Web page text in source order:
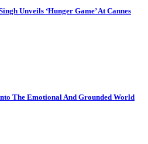
Unveils ‘Hunger Game’ At Cannes
The Emotional And Grounded World